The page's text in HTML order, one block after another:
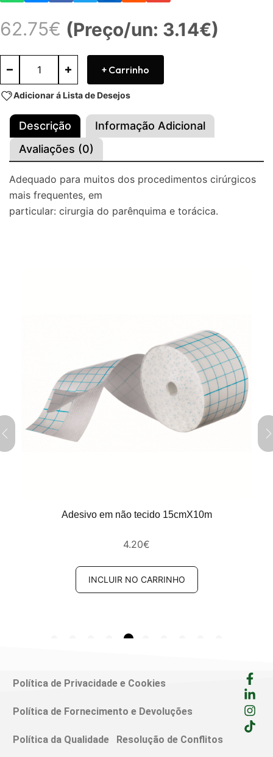
62.75€ (Preço/un: 3.14€)
+ Carrinho
Adicionar á Lista de Desejos
Descrição
Informação Adicional
Avaliações (0)
Adequado para muitos dos procedimentos cirúrgicos
mais frequentes, em
particular: cirurgia do parênquima e torácica.
Adesivo em não tecido 15cmX10m
4.20€
INCLUIR NO CARRINHO
Política de Privacidade e Cookies
Política de Fornecimento e Devoluções
Política da Qualidade Resolução de Conflitos